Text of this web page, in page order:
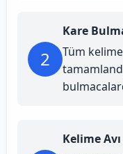
2
Kare
Tüm
Kelime Avı